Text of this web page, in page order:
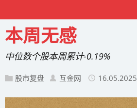
本周无感
中位数个股本周累计-0.19%
股市复盘 互金网 16.05.2025